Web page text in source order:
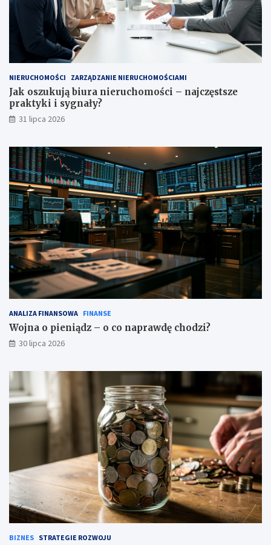
NIERUCHOMOŚCI ZARZĄDZANIE NIERUCHOMOŚCIAMI
Jak oszukują biura nieruchomości – najczęstsze
praktyki i sygnały?
31 lipca 2026
ANALIZA FINANSOWA FINANSE
Wojna o pieniądz – o co naprawdę chodzi?
30 lipca 2026
BIZNES STRATEGIE ROZWOJU